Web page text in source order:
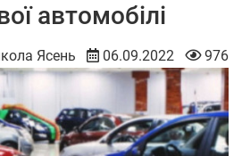
автомобілі
Ясень 06.09.2022 976